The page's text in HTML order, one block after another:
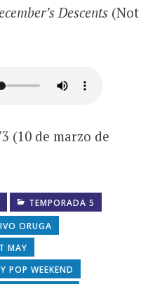
Descents(Not
(10 de marzo de
TEMPORADA 5
ORUGA
MAY
POP WEEKEND